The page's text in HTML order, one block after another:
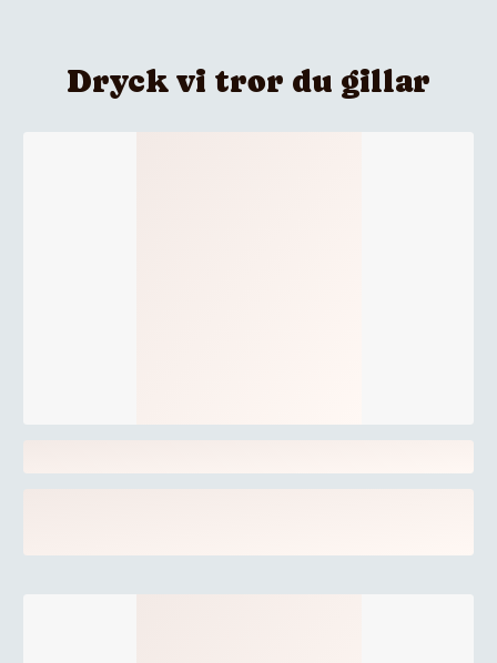
Dryck vi tror du gillar